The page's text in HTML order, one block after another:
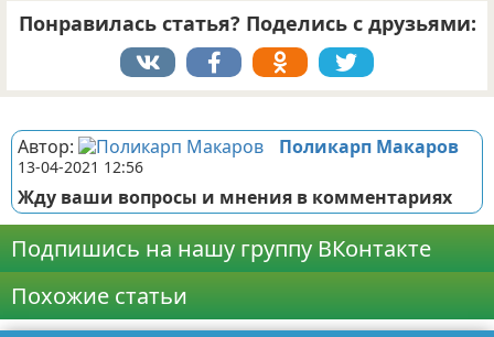
Понравилась статья? Поделись с друзьями:
Автор: Поликарп Макаров
13-04-2021 12:56
Жду ваши вопросы и мнения в комментариях
Подпишись на нашу группу ВКонтакте
Похожие статьи